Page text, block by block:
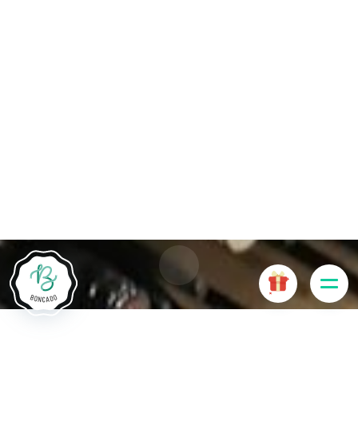
Deaktivierung bestimmter Funktionalitäten der Website.
Andere Cookies werden zu Analyse- oder Marketingzwecken
verwendet.Cookies akzeptieren Cookies verwalten